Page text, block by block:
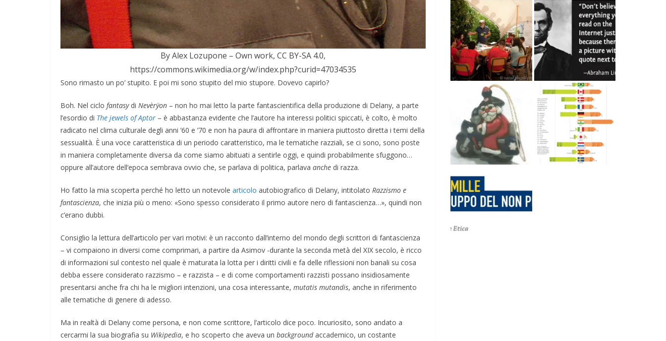
By Alex Lozupone – Own work, CC BY-SA 4.0,
https://commons.wikimedia.org/w/index.php?curid=47034535
Sono rimasto un po’ stupito. E poi mi sono stupito del mio stupore. Dovevo capirlo?
Boh. Nel ciclo fantasydi Nevèrÿon – non ho mai letto la parte fantascientifica della produzione di Delany, a parte
l’esordio di The jewels of Aptor – è abbastanza evidente che l’autore ha interessi politici spiccati, è colto, è molto
radicato nel clima culturale degli anni ’60 e ’70 e non ha paura di affrontare in maniera piuttosto diretta i temi della
sessualità. È una voce caratteristica di un periodo caratteristico, ma le tematiche razziali, se ci sono, sono poste
in maniera completamente diversa da come siamo abituati a sentirle oggi, e quindi probabilmente sfuggono…
oppure all’autore dell’epoca sembrava ovvio che, se parlava di politica, parlava anche di razza.
Ho fatto la mia scoperta perché ho letto un notevole articolo autobiografico di Delany, intitolato Razzismo e
fantascienza, che inizia più o meno: «Sono spesso considerato il primo autore nero di fantascienza…», quindi non
c’erano dubbi.
Consiglio la lettura dell’articolo per vari motivi: è un racconto dall’interno del mondo degli scrittori di fantascienza
– vi compaiono in diversi come comprimari, a partire da Asimov -durante la seconda metà del XIX secolo, è ricco
di informazioni sul contesto nel quale è maturata la lotta per i diritti civili e fa delle riflessioni non banali su cosa
debba essere considerato razzismo – e razzista – e di come comportamenti razzisti possano insidiosamente
presentarsi anche fra chi ha le migliori intenzioni, una cosa interessante, mutatis mutandis, anche in riferimento
alle tematiche di genere di adesso.
Ma in realtà di Delany come persona, e non come scrittore, l’articolo dice poco. Incuriosito, sono andato a
cercarmi la sua biografia su Wikipedia, e ho scoperto che aveva un backgroundaccademico, un costante